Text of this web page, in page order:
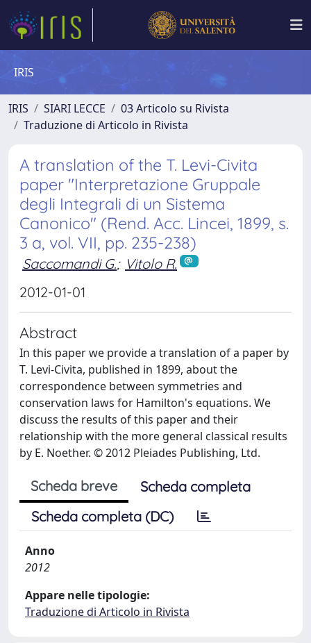
IRIS
IRIS SIARI LECCE
03 Articolo su Rivista
Traduzione di Articolo in Rivista
A translation of the T. Levi-Civita
paper "Interpretazione Gruppale
degli Integrali di un Sistema
Canonico" (Rend. Acc. Lincei, 1899, s.
3 a, vol. VII, pp. 235-238)
Saccomandi G.; Vitolo R.
2012-01-01
Abstract
In this paper we provide a translation of a paper by
T. Levi-Civita, published in 1899, about the
correspondence between symmetries and
conservation laws for Hamilton's equations. We
discuss the results of this paper and their
relationship with the more general classical results
by E. Noether. © 2012 Pleiades Publishing, Ltd.
Scheda breve
Scheda completa
Scheda completa (DC)
Anno
2012
Appare nelle tipologie:
Traduzione di Articolo in Rivista